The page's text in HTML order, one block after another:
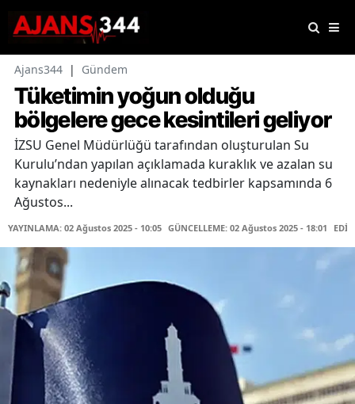
Ajans344 | Gündem
Tüketimin yoğun olduğu
bölgelere gece kesintileri geliyor
İZSU Genel Müdürlüğü tarafından oluşturulan Su
Kurulu’ndan yapılan açıklamada kuraklık ve azalan su
kaynakları nedeniyle alınacak tedbirler kapsamında 6
Ağustos...
YAYINLAMA: 02 Ağustos 2025 - 10:05 GÜNCELLEME: 02 Ağustos 2025 - 18:01